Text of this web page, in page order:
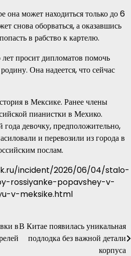
она может находиться только до 6
снова оборваться, а оказавшись
в рабство к картелю.
просит дипломатов помочь
Она надеется, что сейчас
в Мексике. Ранее члены
пианистки в Мехико.
девочку, предположительно,
и перевозили из города в
послам.
incident/2026/06/04/stalo-
rossiyanke-popavshey-v-
v-meksike.html
вВ Китае появилась уникальная
подлодка без важной детали
корпуса